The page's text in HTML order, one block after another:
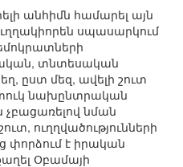
անհիմն համարել այն
սպասարկում
տնտեսական
ըստ մեզ, ավելի շուտ
նախընտրական
չբացառելով նման
ուղղվածությունների
փորձում է իրական
Օբամայի